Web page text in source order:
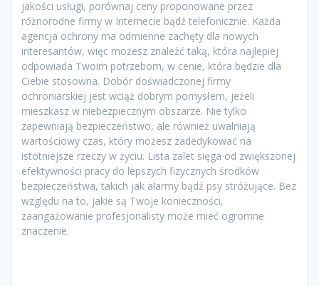
jakości usługi, porównaj ceny proponowane przez
różnorodne firmy w Internecie bądź telefonicznie. Każda
agencja ochrony ma odmienne zachęty dla nowych
interesantów, więc możesz znaleźć taką, która najlepiej
odpowiada Twoim potrzebom, w cenie, która będzie dla
Ciebie stosowna. Dobór doświadczonej firmy
ochroniarskiej jest wciąż dobrym pomysłem, jeżeli
mieszkasz w niebezpiecznym obszarze. Nie tylko
zapewniają bezpieczeństwo, ale również uwalniają
wartościowy czas, który możesz zadedykować na
istotniejsze rzeczy w życiu. Lista zalet sięga od zwiększonej
efektywności pracy do lepszych fizycznych środków
bezpieczeństwa, takich jak alarmy bądź psy stróżujące. Bez
względu na to, jakie są Twoje konieczności,
zaangażowanie profesjonalisty może mieć ogromne
znaczenie.